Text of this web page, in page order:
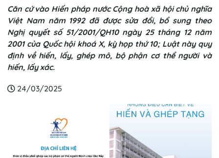
Căn cứ vào Hiến pháp nước Cộng hoà xã hội chủ nghĩa
Việt Nam năm 1992 đã được sửa đổi, bổ sung theo
Nghị quyết số 51/2001/QH10 ngày 25 tháng 12 năm
2001 của Quốc hội khoá X, kỳ họp thứ 10; Luật này quy
định về hiến, lấy, ghép mô, bộ phận cơ thể người và
hiến, lấy xác.
24/03/2025